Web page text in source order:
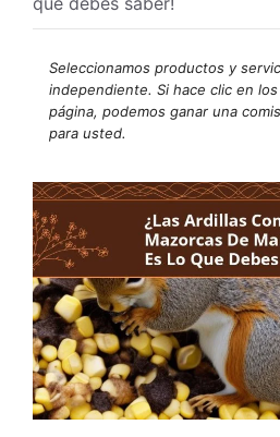
Seleccionamos productos y
independiente. Si hace clic en
página, podemos ganar una
para usted.